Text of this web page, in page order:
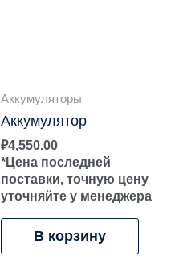
Аккумуляторы
Аккумулятор
₽4,550.00
*Цена последней
поставки, точную цену
уточняйте у менеджера
В корзину